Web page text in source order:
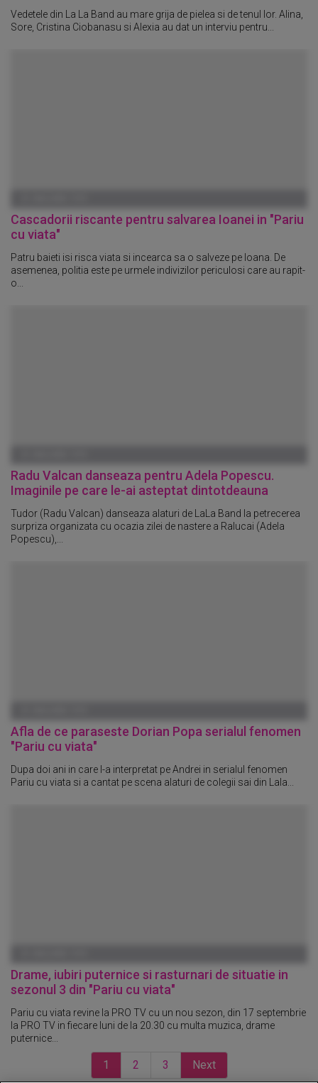
Vedetele din La La Band au mare grija de pielea si de tenul lor. Alina,
Sore, Cristina Ciobanasu si Alexia au dat un interviu pentru...
Cascadorii riscante pentru salvarea Ioanei in "Pariu
cu viata"
Patru baieti isi risca viata si incearca sa o salveze pe Ioana. De
asemenea, politia este pe urmele indivizilor periculosi care au rapit-
o...
Radu Valcan danseaza pentru Adela Popescu.
Imaginile pe care le-ai asteptat dintotdeauna
Tudor (Radu Valcan) danseaza alaturi de LaLa Band la petrecerea
surpriza organizata cu ocazia zilei de nastere a Ralucai (Adela
Popescu),...
Afla de ce paraseste Dorian Popa serialul fenomen
"Pariu cu viata"
Dupa doi ani in care l-a interpretat pe Andrei in serialul fenomen
Pariu cu viata si a cantat pe scena alaturi de colegii sai din Lala...
Drame, iubiri puternice si rasturnari de situatie in
sezonul 3 din "Pariu cu viata"
Pariu cu viata revine la PRO TV cu un nou sezon, din 17 septembrie
la PRO TV in fiecare luni de la 20.30 cu multa muzica, drame
puternice...
1 2 3 Next